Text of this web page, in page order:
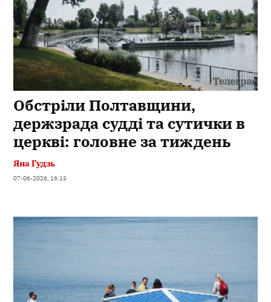
Обстріли Полтавщини,
держзрада судді та сутички в
церкві: головне за тиждень
Яна Гудзь
07-06-2026, 16:15